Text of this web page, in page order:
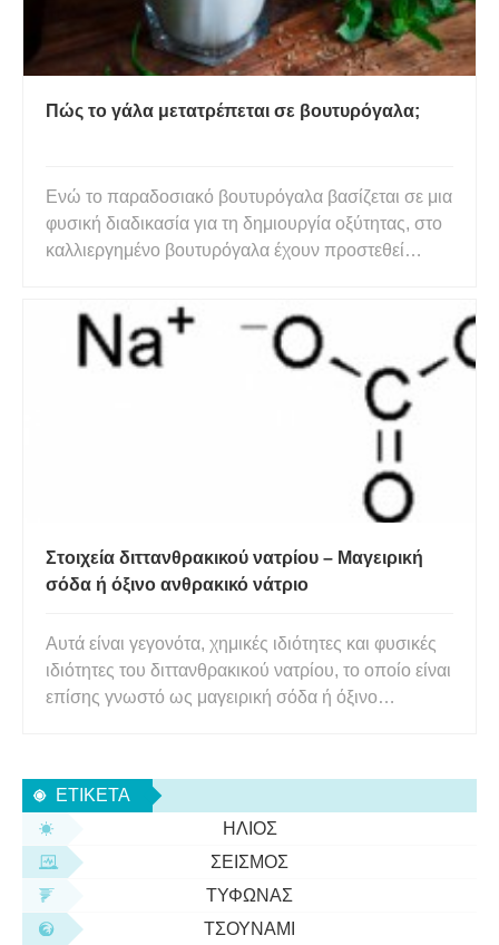
Πώς το γάλα μετατρέπεται σε βουτυρόγαλα;
Ενώ το παραδοσιακό βουτυρόγαλα βασίζεται σε μια
φυσική διαδικασία για τη δημιουργία οξύτητας, στο
καλλιεργημένο βουτυρόγαλα έχουν προστεθεί
διεγείρουν τα φυσικά βακτήρια που βρίσκονται στο
γάλα. Για όποιον έχει ψήσει ποτέ ένα τηγάνι με
muffins ή μια ψηλή στο
Στοιχεία διττανθρακικού νατρίου – Μαγειρική
σόδα ή όξινο ανθρακικό νάτριο
Αυτά είναι γεγονότα, χημικές ιδιότητες και φυσικές
ιδιότητες του διττανθρακικού νατρίου, το οποίο είναι
επίσης γνωστό ως μαγειρική σόδα ή όξινο
ουσία έχει πολλές άλλες χρήσεις. Είναι μια κοινή,
ασφαλής αδύναμη β
ΕΤΙΚΈΤΑ
ΉΛΙΟΣ
ΣΕΙΣΜΌΣ
ΤΥΦΏΝΑΣ
ΤΣΟΥΝΆΜΙ